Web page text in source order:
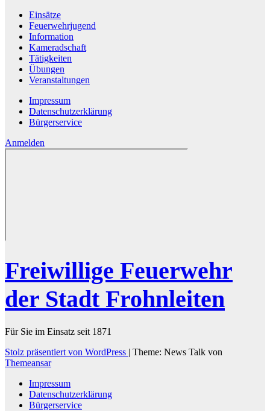
Einsätze
Feuerwehrjugend
Information
Kameradschaft
Tätigkeiten
Übungen
Veranstaltungen
Impressum
Datenschutzerklärung
Bürgerservice
Anmelden
Freiwillige Feuerwehr
der Stadt Frohnleiten
Für Sie im Einsatz seit 1871
Stolz präsentiert von WordPress | Theme: News Talk von
Themeansar
Impressum
Datenschutzerklärung
Bürgerservice